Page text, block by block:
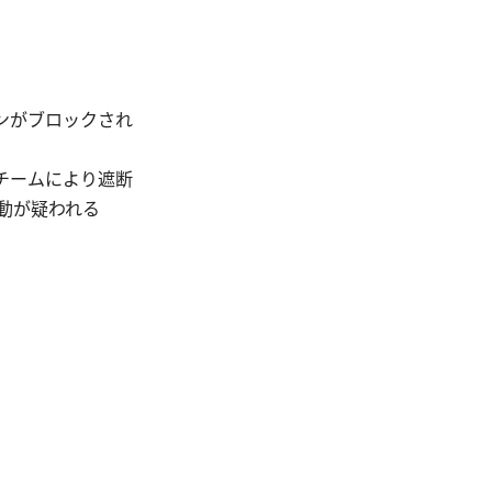
がブロックされ
ームにより遮断
が疑われる